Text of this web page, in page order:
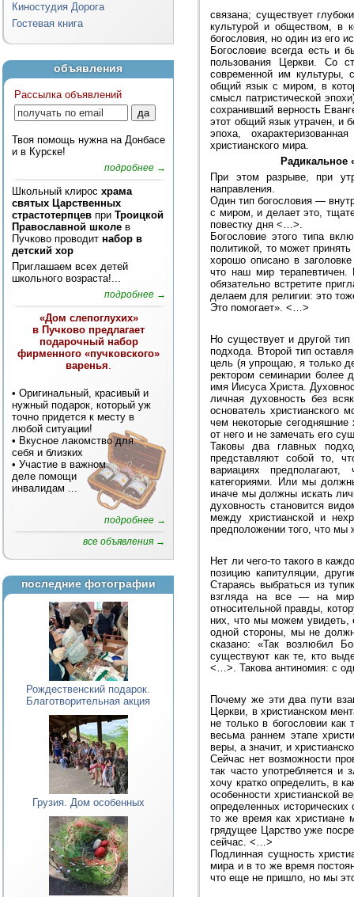
Киностудия Дорога
Гостевая книга
объявления
Рассылка объявлений
Твоя помощь нужна на Донбасе
и в Курске!
подробнее →
Школьный клирос храма
святых Царственных
страстотерпцев при Троицкой
Православной школе в
Пучково проводит набор в
детский хор
Приглашаем всех детей
школьного возраста!...
подробнее →
«Дом слепоглухих»
в Пучково предлагает
подарочный набор
фирменного «пучковского»
варенья.
• Оригинальный, красивый и
нужный подарок, который уж
точно придется к месту в
любой ситуации!
• Вкусное лакомство для
себя и близких
• Участие в важном
деле помощи
инвалидам ...
подробнее →
все объявления →
последние фотографии
Рождественский подарок.
Благотворительная акция
Грузия. Дом особенных
связана; существует
культурой и обществом, в
богословия, но один из его
Богословие всегда есть и
пользования Церкви. Со
современной им культуры,
общий язык с миром, в
смысл патристической
сохранивший верность
этот общий язык утрачен, и
эпоха,
христианского мира.
Радикальное
При этом разрыве, при
направления.
Один тип богословия —
с миром, и делает это,
повестку дня <…>.
Богословие этого типа
политикой, то может
хорошо описано в
что наш мир
обязательно встретите
делаем для религии: это
Это помогает». <…>
Но существует и другой тип
подхода. Второй тип
цель (я упрощаю, я только
ректором семинарии более
имя Иисуса Христа.
личная духовность без
основатель христианского
чем некоторые
от него и не замечать его
Таковы два главных
представляют собой то,
вариациях
категориями. Или мы
иначе мы должны искать
духовность становится
между христианской и
предположении того, что мы
Нет ли чего-то такого в
позицию капитуляции,
Стараясь выбраться из
взгляда на все — на мир,
относительной правды,
них, что мы можем увидеть,
одной стороны, мы не
сказано: «Так возлюбил
существуют как те, кто
<…>. Такова антиномия: с
Почему же эти два пути
Церкви, в христианском
не только в богословии
весьма раннем этапе
веры, а значит, и
Сейчас нет возможности
так часто употребляется и
хочу кратко определить, в
особенности христианской
определенных
то же время как
грядущее Царство уже
сейчас. <…>
Подлинная сущность
мира и в то же время
что еще не пришло, но мы